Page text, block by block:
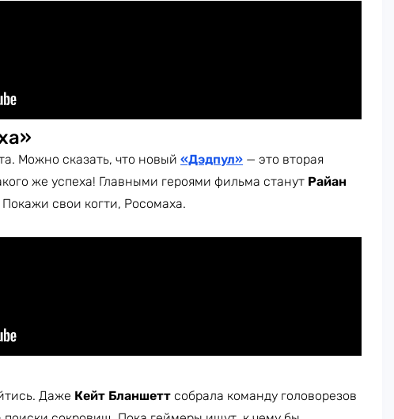
Можно сказать, что новый «Дэдпул» — это вторая
же успеха! Главными героями фильма станут Райан
Покажи свои когти, Росомаха.
Даже Кейт Бланшетт собрала команду головорезов